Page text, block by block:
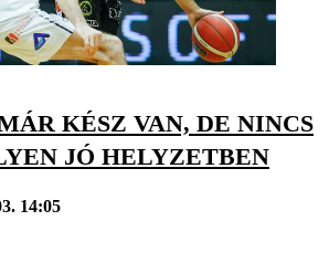
KÉSZ VAN, DE NINCS
JÓ HELYZETBEN
14:05